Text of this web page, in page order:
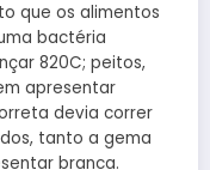
que os alimentos
bactéria
820C; peitos,
apresentar
devia correr
tanto a gema
branca.